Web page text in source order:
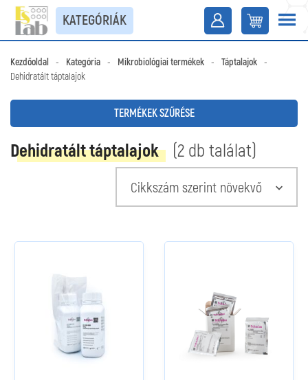
KATEGÓRIÁK
Kezdőoldal - Kategória - Mikrobiológiai termékek - Táptalajok -
Dehidratált táptalajok
TERMÉKEK SZŰRÉSE
Dehidratált táptalajok (2 db találat)
Cikkszám szerint növekvő